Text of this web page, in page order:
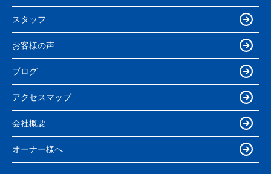
スタッフ
お客様の声
ブログ
アクセスマップ
会社概要
オーナー様へ